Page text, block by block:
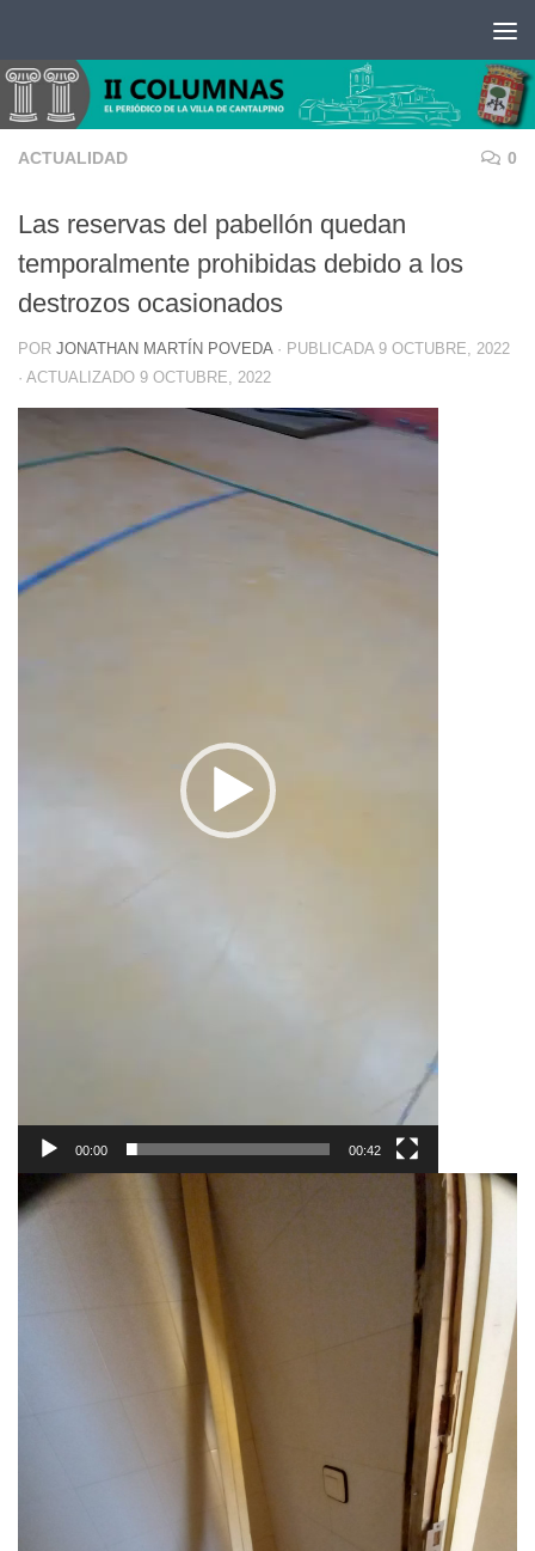
ACTUALIDAD 0
Las reservas del pabellón quedan
temporalmente prohibidas debido a los
destrozos ocasionados
POR JONATHAN MARTÍN POVEDA · PUBLICADA 9 OCTUBRE, 2022
· ACTUALIZADO 9 OCTUBRE, 2022
vídeo
00:00 00:42